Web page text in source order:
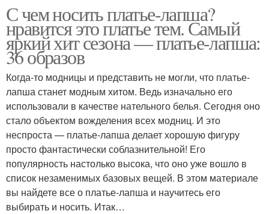
С чем носить платье-лапша?
нравится это платье тем. Самый
яркий хит сезона — платье-лапша:
36 образов
Когда-то модницы и представить не могли, что платье-
лапша станет модным хитом. Ведь изначально его
использовали в качестве нательного белья. Сегодня оно
стало объектом вожделения всех модниц. И это
неспроста — платье-лапша делает хорошую фигуру
просто фантастически соблазнительной! Его
популярность настолько высока, что оно уже вошло в
список незаменимых базовых вещей. В этом материале
вы найдете все о платье-лапша и научитесь его
выбирать и носить. Итак…